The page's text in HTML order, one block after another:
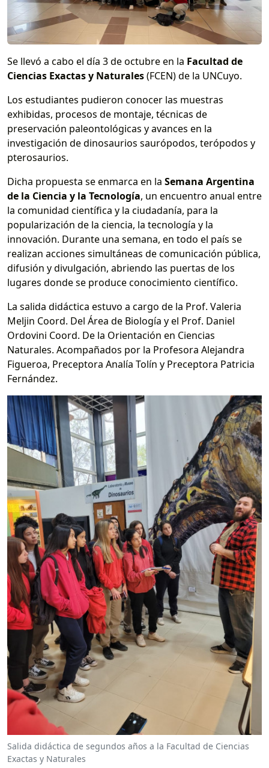
Se llevó a cabo el día 3 de octubre en la Facultad de
Ciencias Exactas y Naturales(FCEN) de la UNCuyo.
Los estudiantes pudieron conocer las muestras
exhibidas, procesos de montaje, técnicas de
preservación paleontológicas y avances en la
investigación de dinosaurios saurópodos, terópodos y
pterosaurios.
Dicha propuesta se enmarca en la Semana Argentina
de la Ciencia y la Tecnología, un encuentro anual entre
la comunidad científica y la ciudadanía, para la
popularización de la ciencia, la tecnología y la
innovación. Durante una semana, en todo el país se
realizan acciones simultáneas de comunicación pública,
difusión y divulgación, abriendo las puertas de los
lugares donde se produce conocimiento científico.
La salida didáctica estuvo a cargo de la Prof. Valeria
Meljin Coord. Del Área de Biología y el Prof. Daniel
Ordovini Coord. De la Orientación en Ciencias
Naturales. Acompañados por la Profesora Alejandra
Figueroa, Preceptora Analía Tolín y Preceptora Patricia
Fernández.
Salida didáctica de segundos años a la Facultad de Ciencias
Exactas y Naturales